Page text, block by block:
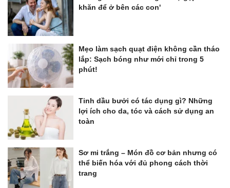
khăn để ở bên các con'
Mẹo làm sạch quạt điện không cần tháo
lắp: Sạch bóng như mới chỉ trong 5
phút!
Tinh dầu bưởi có tác dụng gì? Những
lợi ích cho da, tóc và cách sử dụng an
toàn
Sơ mi trắng – Món đồ cơ bản nhưng có
thể biến hóa với đủ phong cách thời
trang